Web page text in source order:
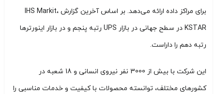
برای مراکز داده ارائه می‌دهد. بر اساس آخرین گزارش IHS Markit،
KSTAR در سطح جهانی در بازار UPS رتبه پنجم و در بازار اینورترها
رتبه دهم را داراست.
این شرکت با بیش از 3000 نفر نیروی انسانی و 18 شعبه در
کشورهای مختلف، توانسته محصولات با کیفیت و خدمات مناسبی را